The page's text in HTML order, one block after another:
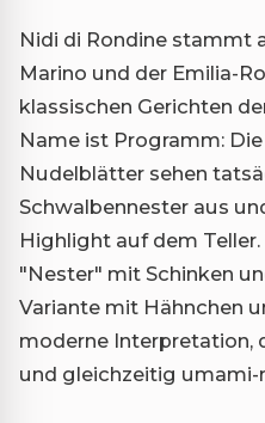
Nidi di Rondine stammt
Marino und der Emilia-
klassischen Gerichten
Name ist Programm:
Nudelblätter sehen
Schwalbennester aus
Highlight auf dem
"Nester" mit Schinken
Variante mit Hähnchen
moderne Interpretation,
und gleichzeitig umami-